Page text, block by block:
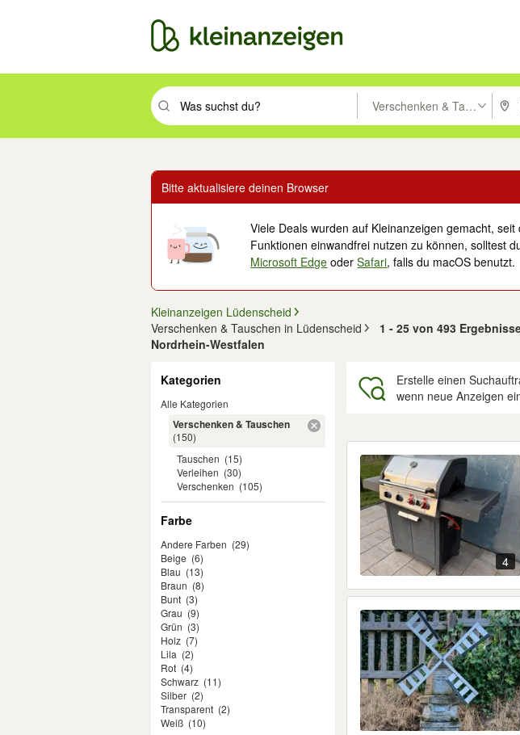
Suchbegriff eingeben. Eingabetaste drücken um zu suchen, oder
Verschenken & Tauschen
Bitte aktualisiere deinen Browser
Viele Deals wurden auf Kleinanzeigen gemacht,
Funktionen einwandfrei nutzen zu können, solltest
Microsoft Edge oderSafari, falls du macOS benutzt.
Kleinanzeigen Lüdenscheid
Verschenken & Tauschen in Lüdenscheid
1 - 25 von 493
Nordrhein-Westfalen
Kategorien
Alle Kategorien
Verschenken & Tauschen
(150)
Tauschen (15)
Verleihen (30)
Verschenken (105)
Farbe
Andere Farben (29)
Beige (6)
Blau (13)
Braun (8)
Bunt (3)
Grau (9)
Grün (3)
Holz (7)
Lila (2)
Rot (4)
Schwarz (11)
Silber (2)
Transparent (2)
Weiß (10)
Erstelle einen
wenn neue Anzeigen
4